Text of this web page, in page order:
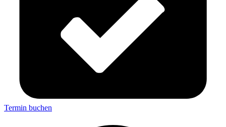
Termin buchen